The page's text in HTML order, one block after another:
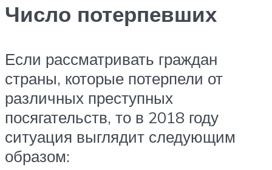
Число потерпевших
Если рассматривать граждан
страны, которые потерпели от
различных преступных
посягательств, то в 2018 году
ситуация выглядит следующим
образом: